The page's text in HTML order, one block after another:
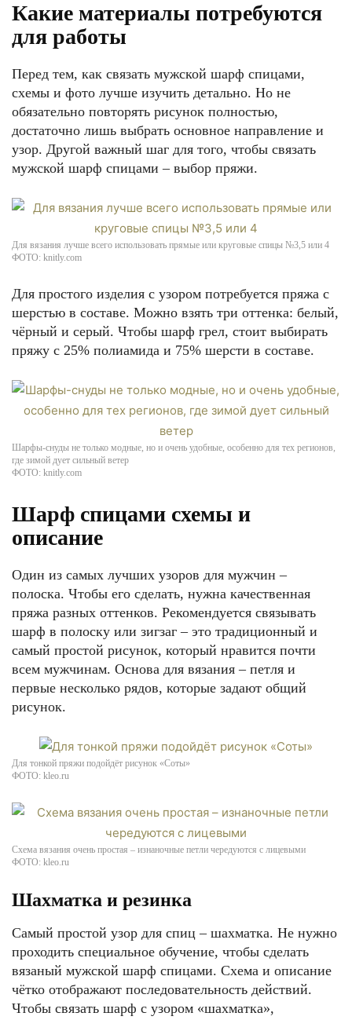
Какие материалы потребуются
для работы
Перед тем, как связать мужской шарф спицами,
схемы и фото лучше изучить детально. Но не
обязательно повторять рисунок полностью,
достаточно лишь выбрать основное направление и
узор. Другой важный шаг для того, чтобы связать
мужской шарф спицами – выбор пряжи.
Для вязания лучше всего использовать прямые или круговые спицы №3,5 или 4
ФОТО: knitly.com
Для простого изделия с узором потребуется пряжа с
шерстью в составе. Можно взять три оттенка: белый,
чёрный и серый. Чтобы шарф грел, стоит выбирать
пряжу с 25% полиамида и 75% шерсти в составе.
Шарфы-снуды не только модные, но и очень удобные, особенно для тех регионов,
где зимой дует сильный ветер
ФОТО: knitly.com
Шарф спицами схемы и
описание
Один из самых лучших узоров для мужчин –
полоска. Чтобы его сделать, нужна качественная
пряжа разных оттенков. Рекомендуется связывать
шарф в полоску или зигзаг – это традиционный и
самый простой рисунок, который нравится почти
всем мужчинам. Основа для вязания – петля и
первые несколько рядов, которые задают общий
рисунок.
Для тонкой пряжи подойдёт рисунок «Соты»
ФОТО: kleo.ru
Схема вязания очень простая – изнаночные петли чередуются с лицевыми
ФОТО: kleo.ru
Шахматка и резинка
Самый простой узор для спиц – шахматка. Не нужно
проходить специальное обучение, чтобы сделать
вязаный мужской шарф спицами. Схема и описание
чётко отображают последовательность действий.
Чтобы связать шарф с узором «шахматка»,